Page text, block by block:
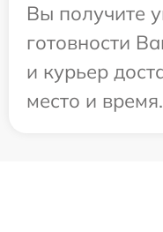
Вы получите
готовности
и курьер
место и время.